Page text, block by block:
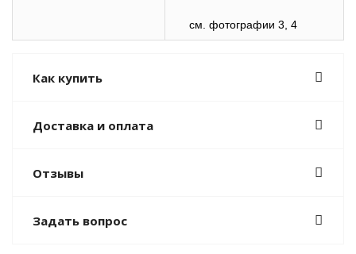
см. фотографии 3, 4
Как купить
Доставка и оплата
Отзывы
Задать вопрос